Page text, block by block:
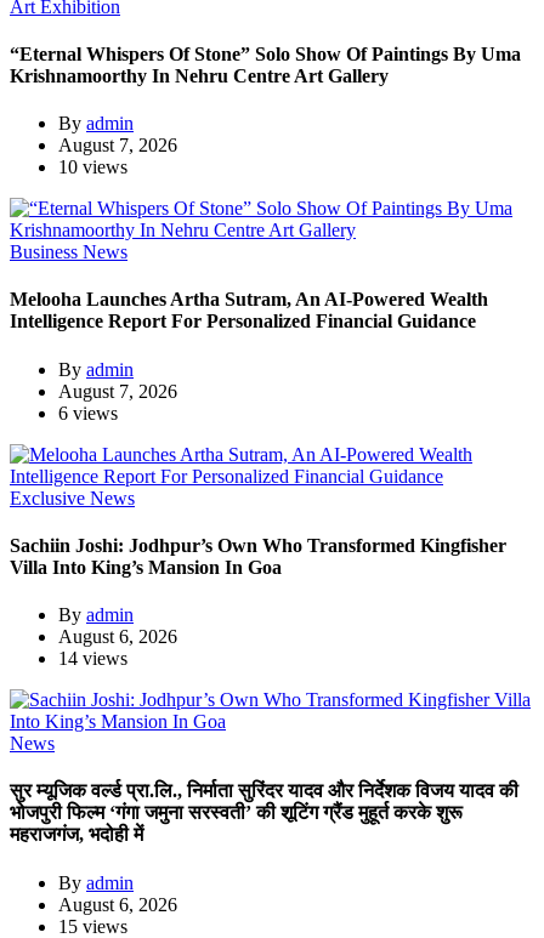
Art Exhibition
“Eternal Whispers Of Stone” Solo Show Of Paintings By Uma
Krishnamoorthy In Nehru Centre Art Gallery
By admin
August 7, 2026
10 views
Business News
Melooha Launches Artha Sutram, An AI-Powered Wealth
Intelligence Report For Personalized Financial Guidance
By admin
August 7, 2026
6 views
Exclusive News
Sachiin Joshi: Jodhpur’s Own Who Transformed Kingfisher
Villa Into King’s Mansion In Goa
By admin
August 6, 2026
14 views
News
सुर म्यूजिक वर्ल्ड प्रा.लि., निर्माता सुरिंदर यादव और निर्देशक विजय यादव की
भोजपुरी फिल्म ‘गंगा जमुना सरस्वती’ की शूटिंग ग्रैंड मुहूर्त करके शुरू
महराजगंज, भदोही में
By admin
August 6, 2026
15 views